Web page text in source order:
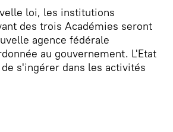
loi, les institutions
des trois Académies seront
agence fédérale
au gouvernement. L'Etat
s'ingérer dans les activités